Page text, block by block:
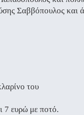
Σαββόπουλος και
του
7 ευρώ με ποτό.